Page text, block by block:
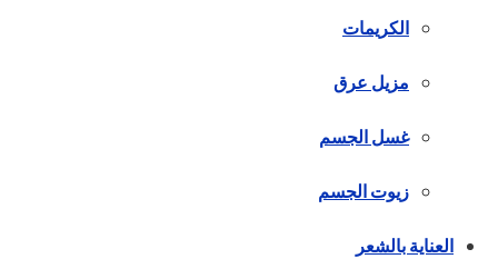
الكريمات
مزيل عرق
غسل الجسم
زيوت الجسم
العناية بالشعر